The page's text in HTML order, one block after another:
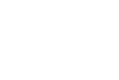
kehittyä!